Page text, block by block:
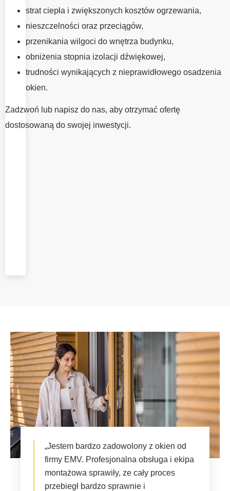
MICHAŁOWICE
Profesjonalny montaż
okien ma równie duże
odpowiednich okien.
To właśnie od jakości
wykonania montażu
oraz jak najlepsze
strat ciepła i zwiększonych kosztów ogrzewania,
nieszczelności oraz przeciągów,
przenikania wilgoci do wnętrza budynku,
obniżenia stopnia izolacji dźwiękowej,
trudności wynikających z nieprawidłowego osadzenia
okien.
Zadzwoń lub napisz do nas, aby otrzymać ofertę
dostosowaną do swojej inwestycji.
„Jestem bardzo zadowolony z okien od
firmy EMV. Profesjonalna obsługa i ekipa
montażowa sprawiły, ze cały proces
przebiegł bardzo sprawnie i